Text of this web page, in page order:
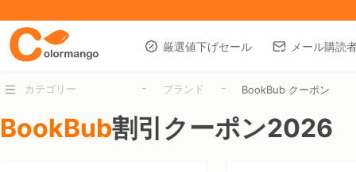
厳選値下げセール メール購読
カテゴリー - ブランド - BookBub クーポン
BookBub割引クーポン2026